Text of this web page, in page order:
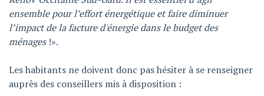
ensemble pour l’effort énergétique et faire diminuer
l’impact de la facture d'énergie dans le budget des
ménages!».
Les habitants ne doivent donc pas hésiter à se renseigner
auprès des conseillers mis à disposition :